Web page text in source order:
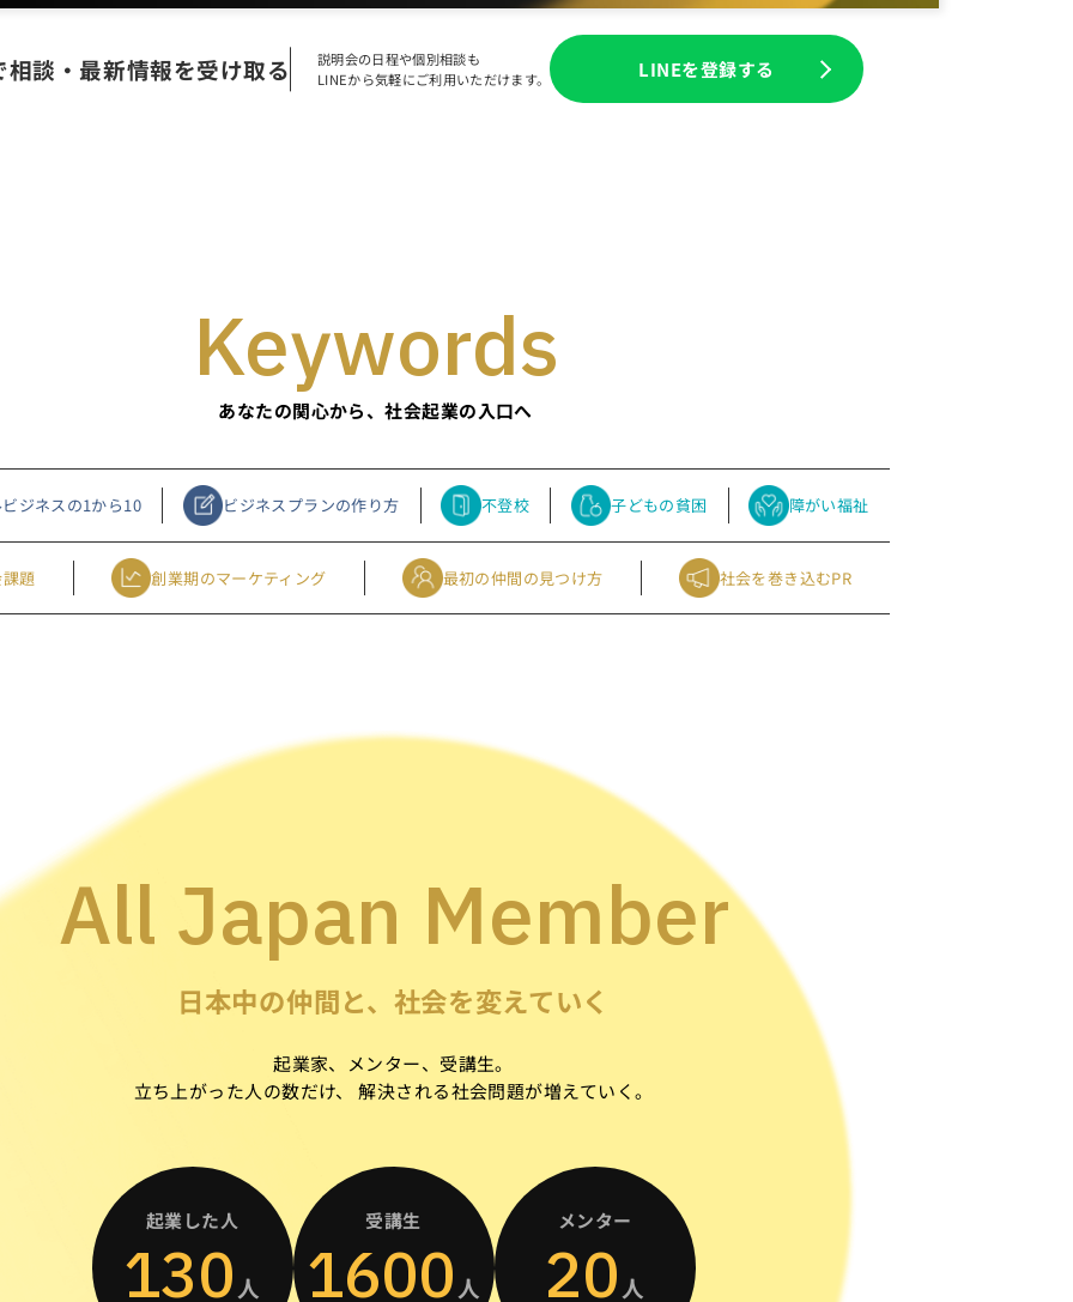
相談・最新情報を受け取る
説明会の日程や個別相談も
LINEから気軽にご利用いただけます。
LINEを登録する
Keywords
あなたの関心から、社会起業の入口へ
ジネスの1から10 ビジネスプランの作り方 不登校 子どもの貧困 障がい福祉
題 創業期のマーケティング 最初の仲間の見つけ方 社会を巻き込むPR
All Japan Member
日本中の仲間と、社会を変えていく
起業家、メンター、受講生。
立ち上がった人の数だけ、
解決される社会問題が増えていく。
起業した人
130 人
受講生
1600 人
メンター
20 人